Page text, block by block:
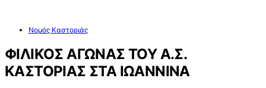
Νομός Καστοριάς
ΦΙΛΙΚΟΣ ΑΓΩΝΑΣ ΤΟΥ Α.Σ.
ΚΑΣΤΟΡΙΑΣ ΣΤΑ ΙΩΑΝΝΙΝΑ